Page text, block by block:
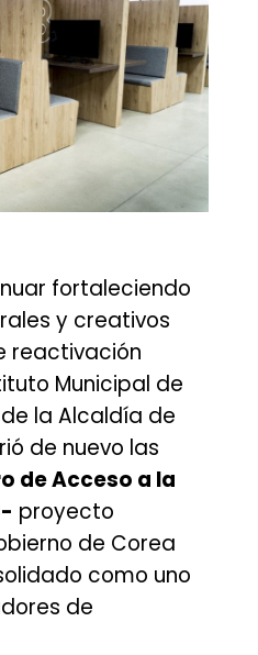
fortaleciendo
y creativos
reactivación
Municipal de
la Alcaldía de
de nuevo las
de Acceso a la
proyecto
de Corea
como uno
de